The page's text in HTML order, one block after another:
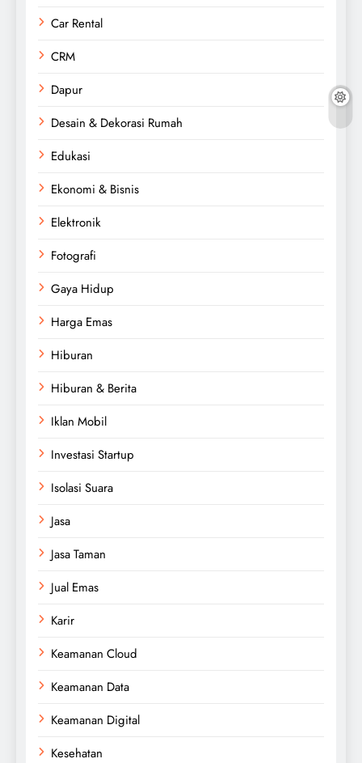
Car Rental
CRM
Dapur
Desain & Dekorasi Rumah
Edukasi
Ekonomi & Bisnis
Elektronik
Fotografi
Gaya Hidup
Harga Emas
Hiburan
Hiburan & Berita
Iklan Mobil
Investasi Startup
Isolasi Suara
Jasa
Jasa Taman
Jual Emas
Karir
Keamanan Cloud
Keamanan Data
Keamanan Digital
Kesehatan